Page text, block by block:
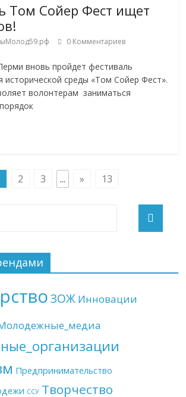
Том Сойер Фест ищет
0 Комментариев
вновь пройдет фестиваль
исторической среды «Том Сойер Фест».
волонтерам заниматься
2 3 ... » 13
ЗОЖ Инновации
Предпринимательство
ССУ Творчество